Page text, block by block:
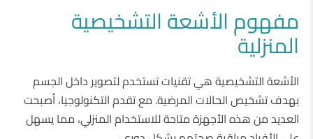
مفهوم الأشعة التشخيصية
المنزلية
الأشعة التشخيصية هي تقنيات تستخدم لتصوير داخل الجسم
بهدف تشخيص الحالات المرضية. مع تقدم التكنولوجيا، أصبحت
العديد من هذه الأجهزة متاحة للاستخدام المنزلي، مما يسهل